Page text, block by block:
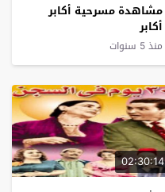
مشاهدة مسرحية أكابر
أكابر
منذ 5 سنوات
02:30:14